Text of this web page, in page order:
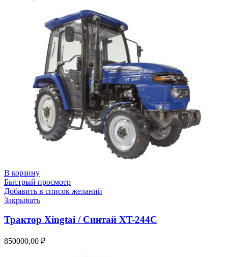
В корзину
Быстрый просмотр
Добавить в список желаний
Закрывать
Трактор Xingtai / Синтай XT-244С
850000,00 ₽